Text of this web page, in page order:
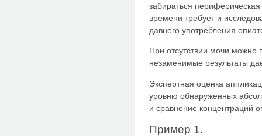
забираться
времени требует и
давнего употребления
При отсутствии мочи можно
незаменимые результаты
Экспертная оценка
уровню обнаруженных
и сравнение концентраций
Пример 1.